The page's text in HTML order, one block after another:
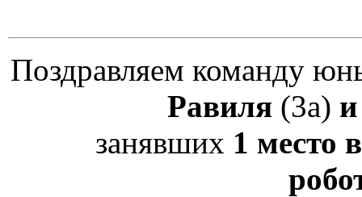
Поздравляем команду
Равиля (3а)
занявших 1 место